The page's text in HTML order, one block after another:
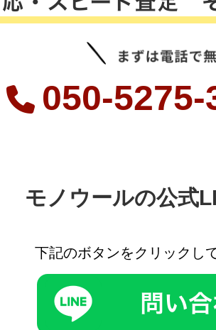
050-5275-
モノウールの公式
下記のボタンをクリックし